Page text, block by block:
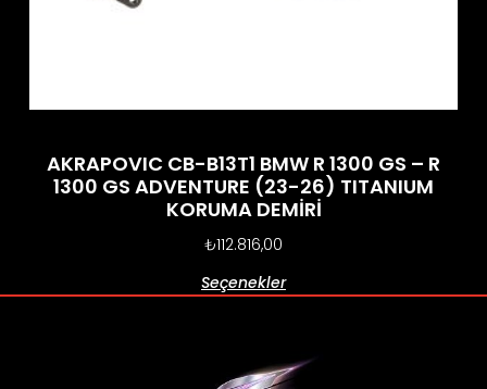
AKRAPOVIC CB-B13T1 BMW R 1300 GS – R
1300 GS ADVENTURE (23-26) TITANIUM
KORUMA DEMİRİ
₺112.816,00
Seçenekler